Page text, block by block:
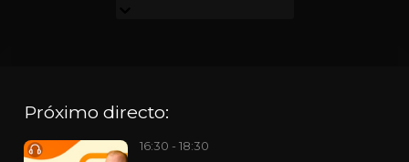
Próximo directo:
16:30 - 18:30